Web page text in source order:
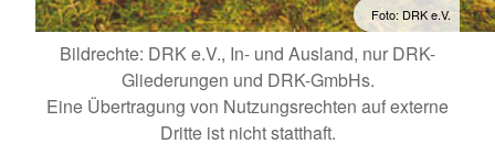
Foto: DRK e.V.
Bildrechte: DRK e.V., In- und Ausland, nur DRK-
Gliederungen und DRK-GmbHs.
Eine Übertragung von Nutzungsrechten auf externe
Dritte ist nicht statthaft.